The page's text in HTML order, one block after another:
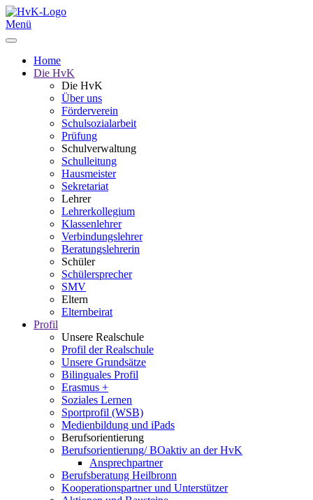
Menü
Home
Die HvK
Die HvK
Über uns
Förderverein
Schulsozialarbeit
Prüfung
Schulverwaltung
Schulleitung
Hausmeister
Sekretariat
Lehrer
Lehrerkollegium
Klassenlehrer
Verbindungslehrer
Beratungslehrerin
Schüler
Schülersprecher
SMV
Eltern
Elternbeirat
Profil
Unsere Realschule
Profil der Realschule
Unsere Grundsätze
Bilinguales Profil
Erasmus +
Soziales Lernen
Sportprofil (WSB)
Medienbildung und iPads
Berufsorientierung
Berufsorientierung/ BOaktiv an der HvK
Ansprechpartner
Berufsberatung Heilbronn
Kooperationspartner und Unterstützer